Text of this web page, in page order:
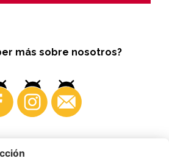
más sobre nosotros?
Business